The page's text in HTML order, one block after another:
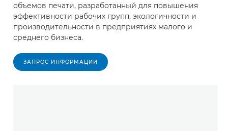
объемов печати, разработанный для повышения
эффективности рабочих групп, экологичности и
производительности в предприятиях малого и
среднего бизнеса.
ЗАПРОС ИНФОРМАЦИИ